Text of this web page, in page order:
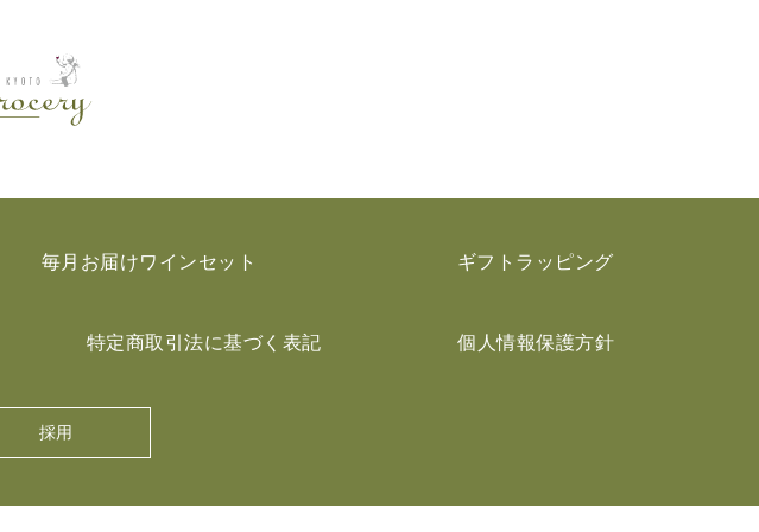
毎月お届けワインセット ギフトラッピング
特定商取引法に基づく表記 個人情報保護方針
採用